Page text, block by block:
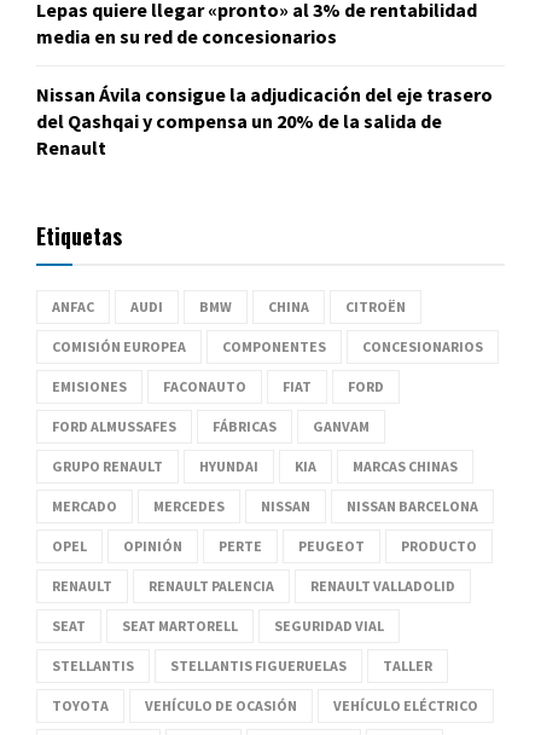
Lepas quiere llegar «pronto» al 3% de rentabilidad
media en su red de concesionarios
Nissan Ávila consigue la adjudicación del eje trasero
del Qashqai y compensa un 20% de la salida de
Renault
Etiquetas
ANFAC AUDI BMW CHINA CITROËN
COMISIÓN EUROPEA COMPONENTES CONCESIONARIOS
EMISIONES FACONAUTO FIAT FORD
FORD ALMUSSAFES FÁBRICAS GANVAM
GRUPO RENAULT HYUNDAI KIA MARCAS CHINAS
MERCADO MERCEDES NISSAN NISSAN BARCELONA
OPEL OPINIÓN PERTE PEUGEOT PRODUCTO
RENAULT RENAULT PALENCIA RENAULT VALLADOLID
SEAT SEAT MARTORELL SEGURIDAD VIAL
STELLANTIS STELLANTIS FIGUERUELAS TALLER
TOYOTA VEHÍCULO DE OCASIÓN VEHÍCULO ELÉCTRICO